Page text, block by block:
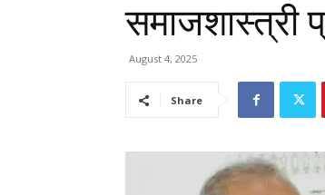
समाजशास्त्री
August 4, 2025
Share